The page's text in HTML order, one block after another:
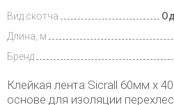
и оплата
Вид скотча
Длина, м
Бренд
Клейкая лента Sicrall 60мм x
основе для изоляции